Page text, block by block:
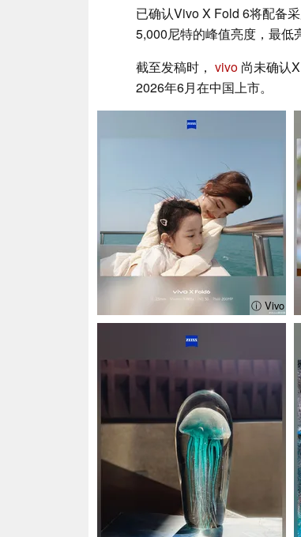
已确认Vivo X Fold 6将配备
5,000尼特的峰值亮度，最低
截至发稿时， vivo 尚未确认
2026年6月在中国上市。
ⓘ Vivo